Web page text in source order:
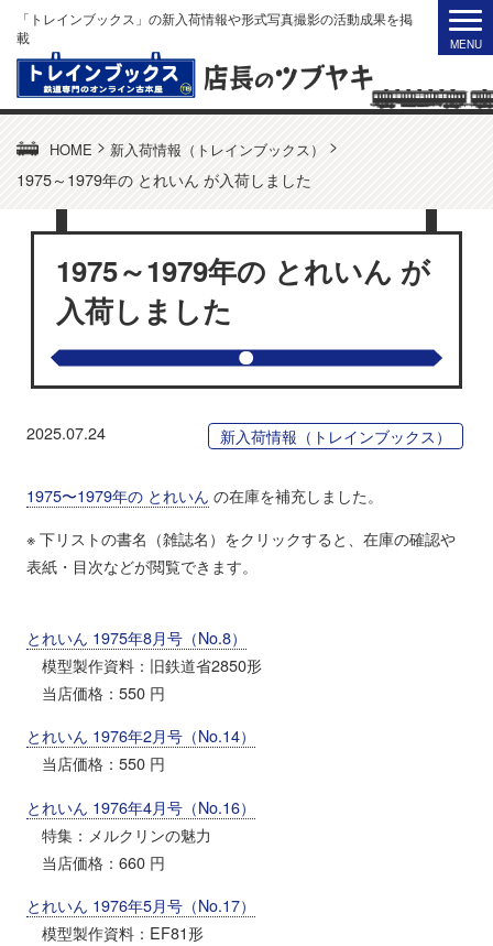
「トレインブックス」の新入荷情報や形式写真撮影の活動成果を掲
載
HOME > 新入荷情報（トレインブックス）
>
1975～1979年の とれいん が入荷しました
1975～1979年の とれいん が
入荷しました
2025.07.24 新入荷情報（トレインブックス）
1975〜1979年の とれいん の在庫を補充しました。
※ 下リストの書名（雑誌名）をクリックすると、在庫の確認や
表紙・目次などが閲覧できます。
とれいん 1975年8月号（No.8）
模型製作資料：旧鉄道省2850形
当店価格：550 円
とれいん 1976年2月号（No.14）
当店価格：550 円
とれいん 1976年4月号（No.16）
特集：メルクリンの魅力
当店価格：660 円
とれいん 1976年5月号（No.17）
模型製作資料：EF81形